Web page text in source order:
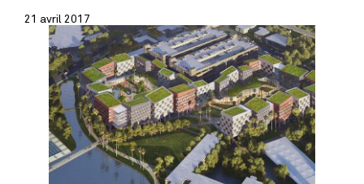
21 avril 2017